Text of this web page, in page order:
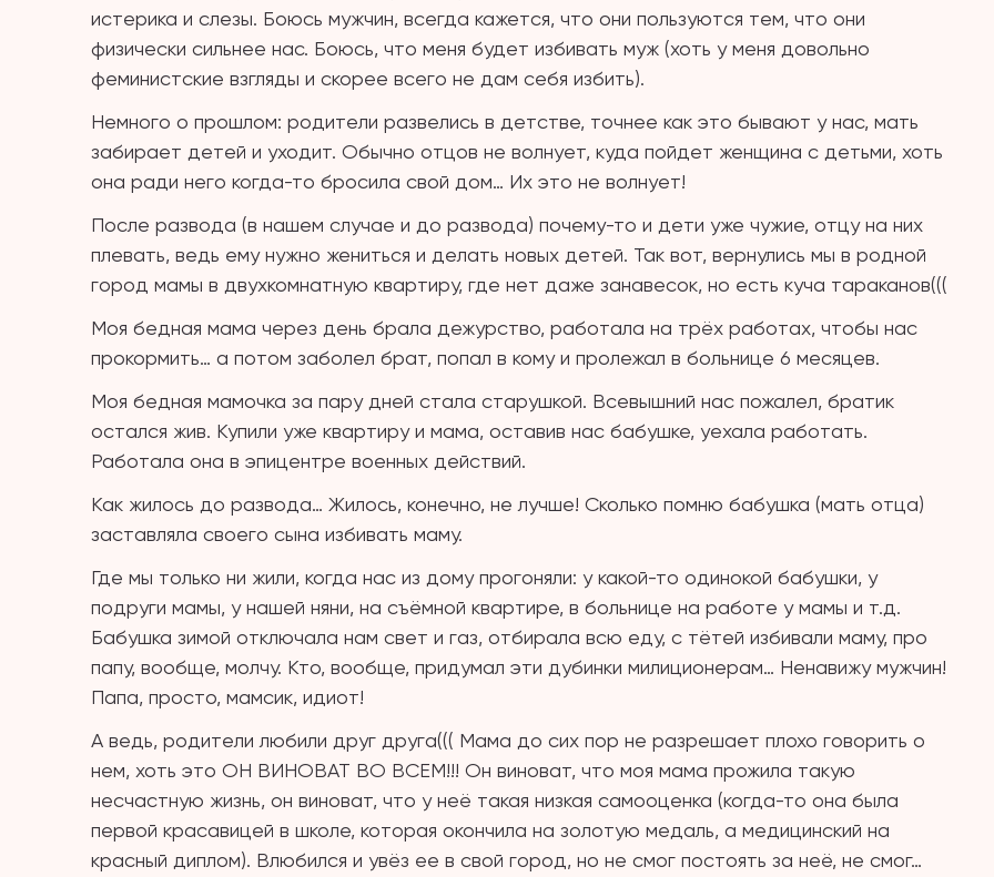
истерика и слезы. Боюсь мужчин, всегда кажется, что они пользуются тем, что они
физически сильнее нас. Боюсь, что меня будет избивать муж (хоть у меня довольно
феминистские взгляды и скорее всего не дам себя избить).
Немного о прошлом: родители развелись в детстве, точнее как это бывают у нас, мать
забирает детей и уходит. Обычно отцов не волнует, куда пойдет женщина с детьми, хоть
она ради него когда-то бросила свой дом… Их это не волнует!
После развода (в нашем случае и до развода) почему-то и дети уже чужие, отцу на них
плевать, ведь ему нужно жениться и делать новых детей. Так вот, вернулись мы в родной
город мамы в двухкомнатную квартиру, где нет даже занавесок, но есть куча тараканов(((
Моя бедная мама через день брала дежурство, работала на трёх работах, чтобы нас
прокормить… а потом заболел брат, попал в кому и пролежал в больнице 6 месяцев.
Моя бедная мамочка за пару дней стала старушкой. Всевышний нас пожалел, братик
остался жив. Купили уже квартиру и мама, оставив нас бабушке, уехала работать.
Работала она в эпицентре военных действий.
Как жилось до развода… Жилось, конечно, не лучше! Сколько помню бабушка (мать отца)
заставляла своего сына избивать маму.
Где мы только ни жили, когда нас из дому прогоняли: у какой-то одинокой бабушки, у
подруги мамы, у нашей няни, на съёмной квартире, в больнице на работе у мамы и т.д.
Бабушка зимой отключала нам свет и газ, отбирала всю еду, с тётей избивали маму, про
папу, вообще, молчу. Кто, вообще, придумал эти дубинки милиционерам… Ненавижу мужчин!
Папа, просто, мамсик, идиот!
А ведь, родители любили друг друга((( Мама до сих пор не разрешает плохо говорить о
нем, хоть это ОН ВИНОВАТ ВО ВСЕМ!!! Он виноват, что моя мама прожила такую
несчастную жизнь, он виноват, что у неё такая низкая самооценка (когда-то она была
первой красавицей в школе, которая окончила на золотую медаль, а медицинский на
красный диплом). Влюбился и увёз ее в свой город, но не смог постоять за неё, не смог…